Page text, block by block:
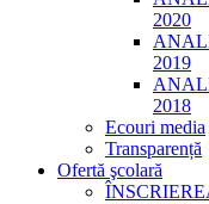
2020
2019
2018
Ecouri media
Transparență
Ofertă şcolară